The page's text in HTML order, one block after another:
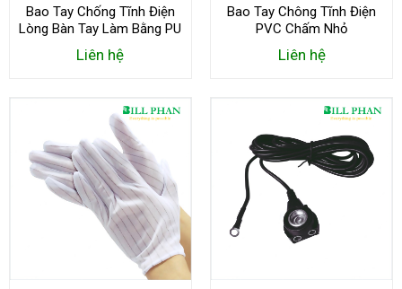
Bao Tay Chống Tĩnh Điện
Lòng Bàn Tay Làm Bằng PU
Liên hệ
Bao Tay Chông Tĩnh Điện
PVC Chấm Nhỏ
Liên hệ